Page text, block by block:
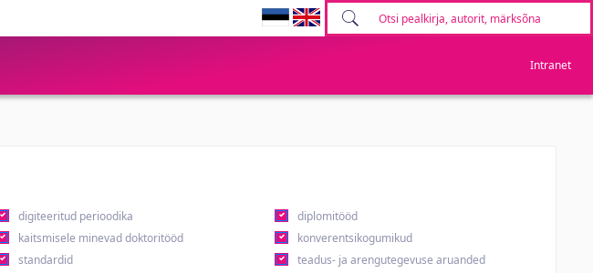
Intranet
digiteeritud perioodika
diplomitööd
kaitsmisele minevad doktoritööd
konverentsikogumikud
standardid
teadus- ja arengutegevuse aruanded